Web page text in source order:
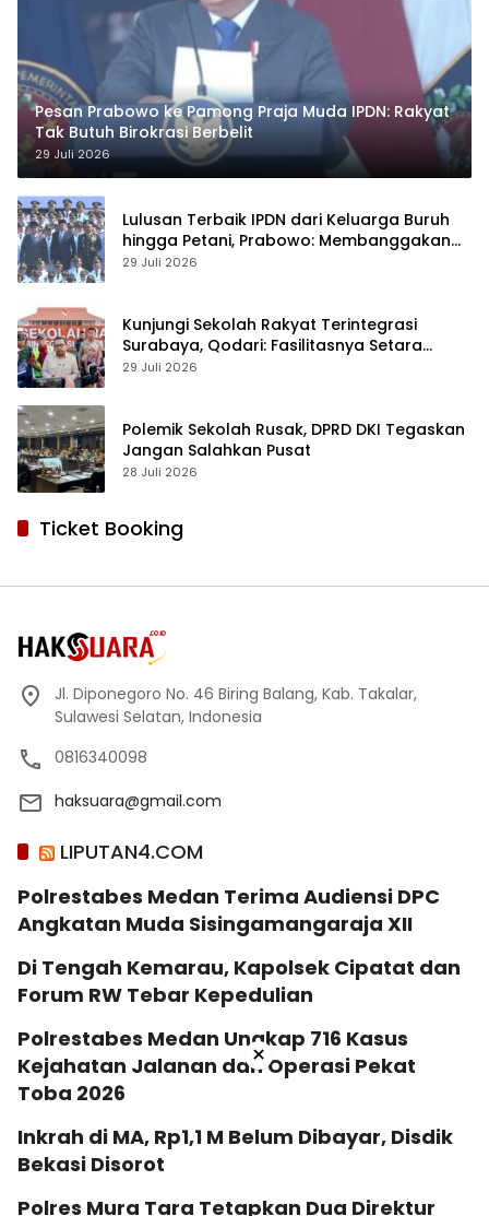
Pesan Prabowo ke Pamong Praja Muda IPDN: Rakyat
Tak Butuh Birokrasi Berbelit
29 Juli 2026
Lulusan Terbaik IPDN dari Keluarga Buruh
hingga Petani, Prabowo: Membanggakan
Hati Saya
29 Juli 2026
Kunjungi Sekolah Rakyat Terintegrasi
Surabaya, Qodari: Fasilitasnya Setara
Sekolah Swasta Terbaik
29 Juli 2026
Polemik Sekolah Rusak, DPRD DKI Tegaskan
Jangan Salahkan Pusat
28 Juli 2026
Ticket Booking
Jl. Diponegoro No. 46 Biring Balang, Kab. Takalar,
Sulawesi Selatan, Indonesia
0816340098
haksuara@gmail.com
LIPUTAN4.COM
Polrestabes Medan Terima Audiensi DPC
Angkatan Muda Sisingamangaraja XII
Di Tengah Kemarau, Kapolsek Cipatat dan
Forum RW Tebar Kepedulian
Polrestabes Medan Ungkap 716 Kasus
Kejahatan Jalanan dan Operasi Pekat
Toba 2026
Inkrah di MA, Rp1,1 M Belum Dibayar, Disdik
Bekasi Disorot
Polres Mura Tara Tetapkan Dua Direktur
×